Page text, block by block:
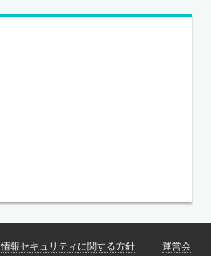
情報セキュリティに関する方針 運営会